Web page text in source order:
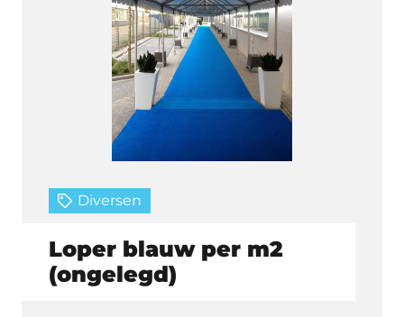
Diversen
Loper blauw per m2
(ongelegd)